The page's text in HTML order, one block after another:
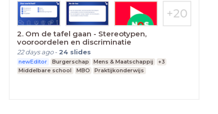
2. Om de tafel gaan - Stereotypen,
vooroordelen en discriminatie
22 days ago- 24 slides
newEditor Burgerschap Mens & Maatschappij
+3
Middelbare school
MBO Praktijkonderwijs